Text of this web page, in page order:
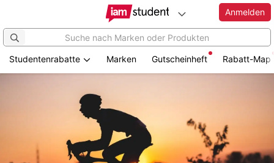
Anmelden
Studentenrabatte Marken Gutscheinheft Rabatt-Map